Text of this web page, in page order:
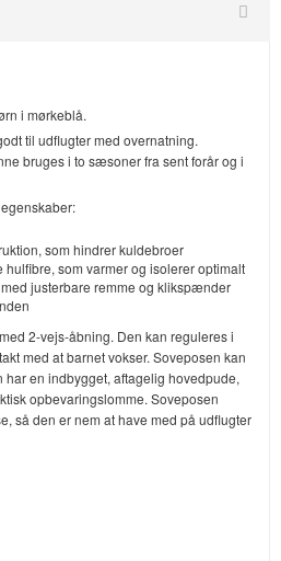
i mørkeblå.
til udflugter med overnatning.
bruges i to sæsoner fra sent forår og i
som hindrer kuldebroer
som varmer og isolerer optimalt
justerbare remme og klikspænder
2-vejs-åbning. Den kan reguleres i
med at barnet vokser. Soveposen kan
har en indbygget, aftagelig hovedpude,
opbevaringslomme. Soveposen
så den er nem at have med på udflugter